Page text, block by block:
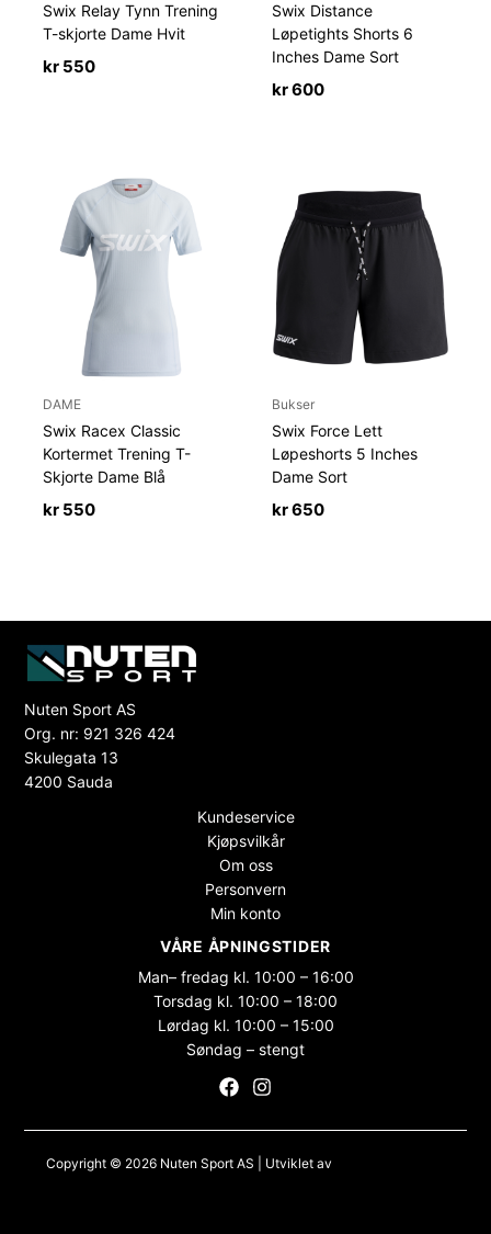
Swix Relay Tynn Trening
T-skjorte Dame Hvit
kr 550
Swix Distance
Løpetights Shorts 6
Inches Dame Sort
kr600
DAME
Swix Racex Classic
Kortermet Trening T-
Skjorte Dame Blå
kr 550
Bukser
Swix Force Lett
Løpeshorts 5 Inches
Dame Sort
kr650
Nuten Sport AS
Org. nr: 921 326 424
Skulegata 13
4200 Sauda
Kundeservice
Kjøpsvilkår
Om oss
Personvern
Min konto
VÅRE ÅPNINGSTIDER
Man– fredag kl. 10:00 – 16:00
Torsdag kl. 10:00 – 18:00
Lørdag kl. 10:00 – 15:00
Søndag – stengt
Copyright © 2026 Nuten Sport AS | Utviklet av